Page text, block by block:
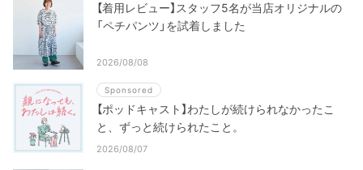
【着用レビュー】スタッフ5名が当店オリジナルの
「ペチパンツ」を試着しました
2026/08/08
Sponsored
【ポッドキャスト】わたしが続けられなかったこ
と、ずっと続けられたこと。
2026/08/07